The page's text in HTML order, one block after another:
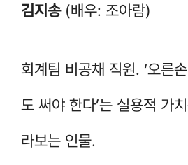
김지송(배우: 조아람)
회계팀 비공채 직원. ‘오른
도 써야 한다’는 실용적 가
라보는 인물.